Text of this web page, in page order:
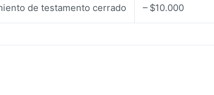
de testamento cerrado – $10.000